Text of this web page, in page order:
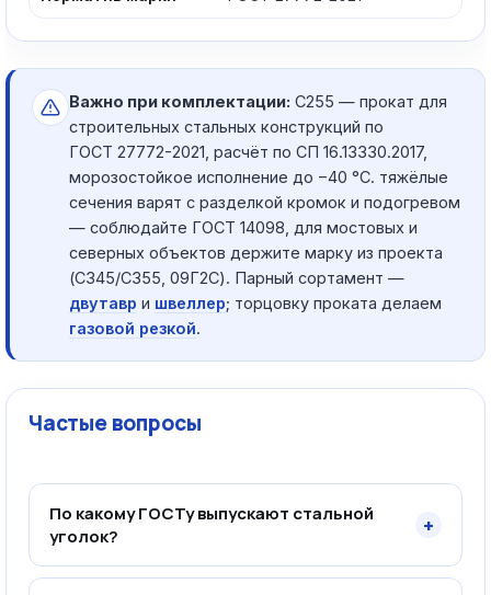
Важно при комплектации: С255 — прокат для
строительных стальных конструкций по
ГОСТ 27772-2021, расчёт по СП 16.13330.2017,
морозостойкое исполнение до −40 °C. тяжёлые
сечения варят с разделкой кромок и подогревом
— соблюдайте ГОСТ 14098, для мостовых и
северных объектов держите марку из проекта
(С345/С355, 09Г2С). Парный сортамент —
двутавр и швеллер; торцовку проката делаем
газовой резкой.
Частые вопросы
По какому ГОСТу выпускают стальной
уголок?
+